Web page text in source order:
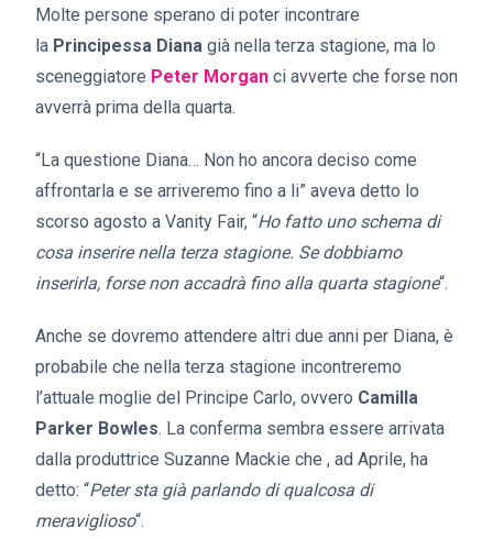
Molte persone sperano di poter incontrare
la Principessa Diana già nella terza stagione, ma lo
sceneggiatore Peter Morgan ci avverte che forse non
avverrà prima della quarta.
“La questione Diana… Non ho ancora deciso come
affrontarla e se arriveremo fino a li” aveva detto lo
scorso agosto a Vanity Fair, “Ho fatto uno schema di
cosa inserire nella terza stagione. Se dobbiamo
inserirla, forse non accadrà fino alla quarta stagione“.
Anche se dovremo attendere altri due anni per Diana, è
probabile che nella terza stagione incontreremo
l’attuale moglie del Principe Carlo, ovvero Camilla
Parker Bowles. La conferma sembra essere arrivata
dalla produttrice Suzanne Mackie che , ad Aprile, ha
detto: “Peter sta già parlando di qualcosa di
meraviglioso“.